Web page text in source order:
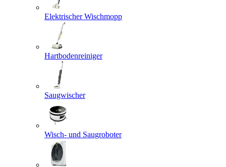
Elektrischer Wischmopp
Hartbodenreiniger
Saugwischer
Wisch- und Saugroboter